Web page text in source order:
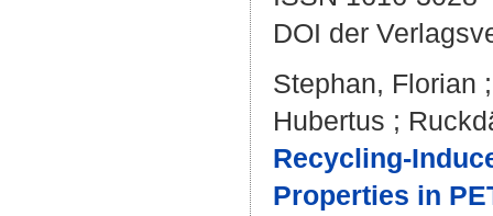
DOI der
Stephan, Florian
Hubertus ;
Recycling-
Properties in